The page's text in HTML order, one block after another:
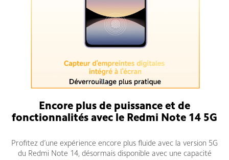
Encore plus de puissance et de
fonctionnalités avec le Redmi Note 14 5G
Profitez d’une expérience encore plus fluide avec la version 5G
du Redmi Note 14, désormais disponible avec une capacité